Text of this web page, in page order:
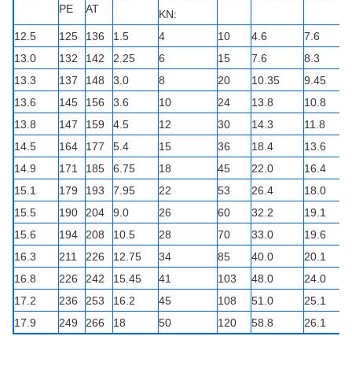
KN:
PE AT
12.5 125 136 1.5 4 10 4.6 7.6
13.0
132 142 2.25 6 15 7.6 8.3
13.3
137 148 3.0 8 20 10.35 9.45
13.6
145 156 3.6 10 24 13.8 10.8
13.8
147 159 4.5 12 30 14.3 11.8
14.5
164 177 5.4 15 36 18.4 13.6
14.9
171 185 6.75 18 45 22.0 16.4
15.1
179 193 7.95 22 53 26.4 18.0
15.5
190 204 9.0 26 60 32.2 19.1
15.6
194 208 10.5 28 70 33.0 19.6
16.3
211 226 12.75 34 85 40.0 20.1
16.8
226 242 15.45 41 103 48.0 24.0
17.2
236 253 16.2 45 108 51.0 25.1
17.9
249 266 18 50 120 58.8 26.1